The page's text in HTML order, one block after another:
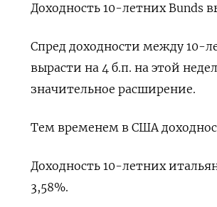
Доходность 10-летних Bunds
Спред доходности между
вырасти на 4 б.п. на этой
значительное расширение.
Тем временем в США
Доходность 10-летних
3,58%.